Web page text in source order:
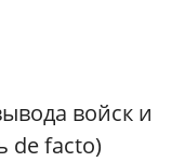
войск и
de facto)